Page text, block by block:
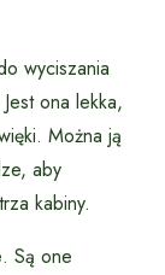
wyciszania
ona lekka,
Można ją
aby
kabiny.
. Są one